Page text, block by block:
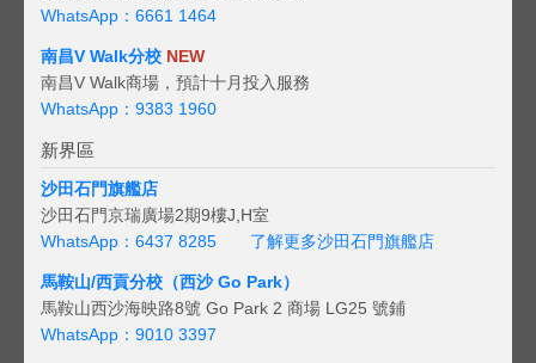
WhatsApp：6661 1464
南昌V Walk分校 NEW
南昌V Walk商場，預計十月投入服務
WhatsApp：9383 1960
新界區
沙田石門旗艦店
沙田石門京瑞廣場2期9樓J,H室
WhatsApp：6437 8285
了解更多沙田石門旗艦店
馬鞍山/西貢分校（西沙 Go Park）
馬鞍山西沙海映路8號 Go Park 2 商場 LG25 號鋪
WhatsApp：9010 3397